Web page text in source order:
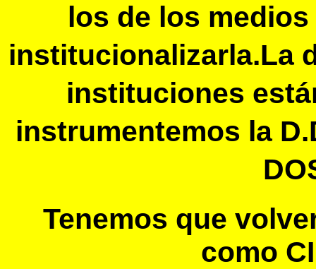
los de los
institucionalizarla.La
instituciones
instrumentemos la
Tenemos que
como